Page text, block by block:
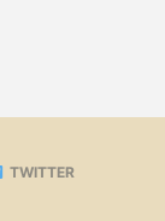
TWITTER